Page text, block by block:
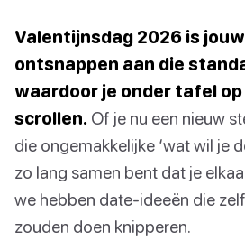
Valentijnsdag 2026 is
ontsnappen aan die
waardoor je onder tafel
scrollen. Of je nu een nieuw
die ongemakkelijke ‘wat wil je
zo lang samen bent dat je
we hebben date-ideeën die
zouden doen knipperen.